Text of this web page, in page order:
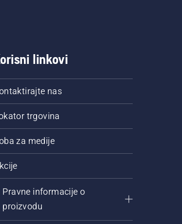
linkovi
nas
trgovina
za medije
Pravne informacije o
proizvodu